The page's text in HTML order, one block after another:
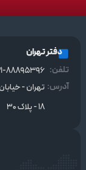
دفتر تهران
تلفن: | 021-88899255
آدرس: تهران -
۱۸ - پلاک ۳۰